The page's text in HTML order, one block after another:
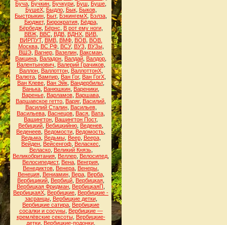
Буча Бучкин Бучкури Буш Буше
БушеХ, Быдло, Бык, Быков,
Быстрыкин Быт, БэкингемХ Бэлза
Бюджет, Бюрократия, Бёдра,
Бёрбедж, Бёрнс В рот ему ноги,
ВВЖ, ВВС, ВДВ, ВДНХ, ВИВ,
ВИРПУТ, ВМВ, ВМФ, ВОВ, ВОВ.
Москва, ВС РФ, ВСУ, ВУЗ ВУЗы,
ВШЭ, Вагнер, Вазелин, Ваксман,
Вакцина Валадон Валдай Валдор
Валентынович
Валерий Грачиков,
Валлон, Валлоттон, ВаллоттонХ,
Валюта Вампир Ван Гог, Ван ГогХ
Ван Клеве Ван Эйк Вандербильт,
Ванька Ванюшкин Вареники
Варенье, Варламов, Варшава,
Варшавское гетто Варяг, Василий
Василий Сталин, Васильев,
Васильева Васнецов Вася Вата
Вашингтон Вашингтон Пост,
Вебицкий Вебицкийню Веденев
Веденеев Ведомости Ведомость
Ведьма, Ведьмы, Веер, Веера,
Вейден Вейсенгоф Веласкес
Веласко, Великий Князь,
Великобритания Веллер Велосипед
Велосипедист, Вена Венгрия
Венедиктов Венера Венеры
Венеция, Вениамин, Вера, Верба,
Вербицикий Вербицй Вербицкая
Вербицкая Фридман ВербицкаяП
ВербицкаяХ Вербицкие Вербицкие -
засранцы, Вербицкие детки,
Вербицкие сатира Вербицкие
сосалки и сосуны, Вербицкие —
кремлёвские сексоты, Вербицкие-
детки Вербицкие-подонки